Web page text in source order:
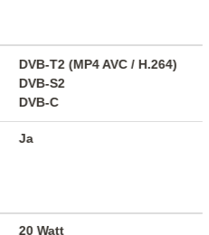
DVB-T2 (MP4 AVC / H.264)
DVB-S2
DVB-C
Ja
20 Watt